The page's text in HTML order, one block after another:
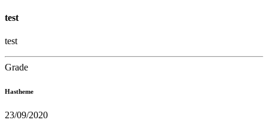
test
test
Grade
Hastheme
23/09/2020